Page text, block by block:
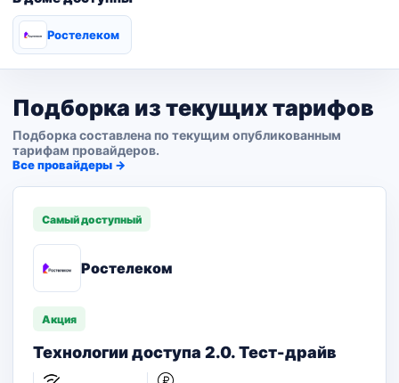
Ростелеком
Подборка из текущих тарифов
Подборка составлена по текущим опубликованным
тарифам провайдеров.
Все провайдеры →
Самый доступный
Ростелеком
Акция
Технологии доступа 2.0. Тест-драйв